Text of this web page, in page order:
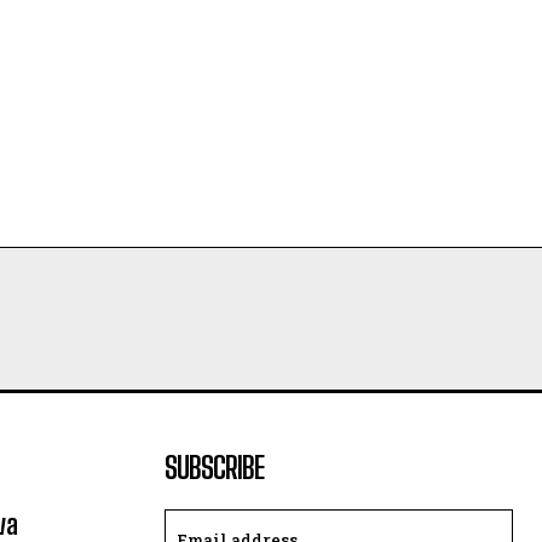
SUBSCRIBE